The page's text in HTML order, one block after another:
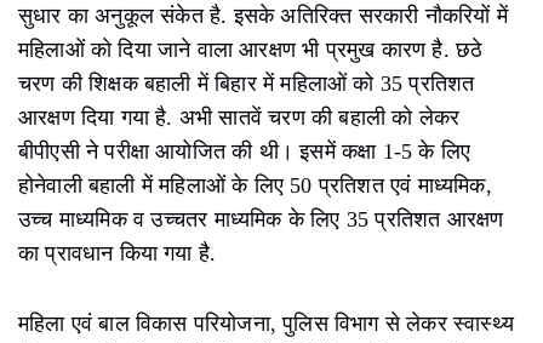
सुधार का अनुकूल संकेत है. इसके अतिरिक्त सरकारी नौकरियों में
महिलाओं को दिया जाने वाला आरक्षण भी प्रमुख कारण है. छठे
चरण की शिक्षक बहाली में बिहार में महिलाओं को 35 प्रतिशत
आरक्षण दिया गया है. अभी सातवें चरण की बहाली को लेकर
बीपीएसी ने परीक्षा आयोजित की थी। इसमें कक्षा 1-5 के लिए
होनेवाली बहाली में महिलाओं के लिए 50 प्रतिशत एवं माध्यमिक,
उच्च माध्यमिक व उच्चतर माध्यमिक के लिए 35 प्रतिशत आरक्षण
का प्रावधान किया गया है.
महिला एवं बाल विकास परियोजना, पुलिस विभाग से लेकर स्वास्थ्य